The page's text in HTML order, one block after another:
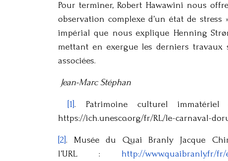
Pour terminer, Robert Hawawini nous
observation complexe d’un état de stress
impérial que nous explique Henning
mettant en exergue les derniers travaux
associées.
Jean-Marc Stéphan
[1] . Patrimoine culturel immatériel
https://ich.unesco.org/fr/RL/le-carnaval-
[2] . Musée du Quai Branly Jacque
l’URL : http://www.quaibranly.fr/